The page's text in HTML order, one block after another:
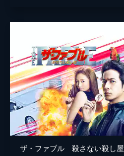
ザ・ファブル 殺さない殺し屋